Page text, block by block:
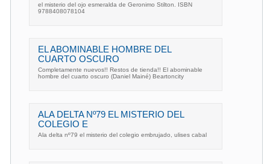
el misterio del ojo esmeralda de Geronimo Stilton. ISBN
9788408078104
EL ABOMINABLE HOMBRE DEL
CUARTO OSCURO
Completamente nuevos!! Restos de tienda!! El abominable
hombre del cuarto oscuro (Daniel Mainé) Beartoncity
ALA DELTA Nº79 EL MISTERIO DEL
COLEGIO E
Ala delta nº79 el misterio del colegio embrujado, ulises cabal